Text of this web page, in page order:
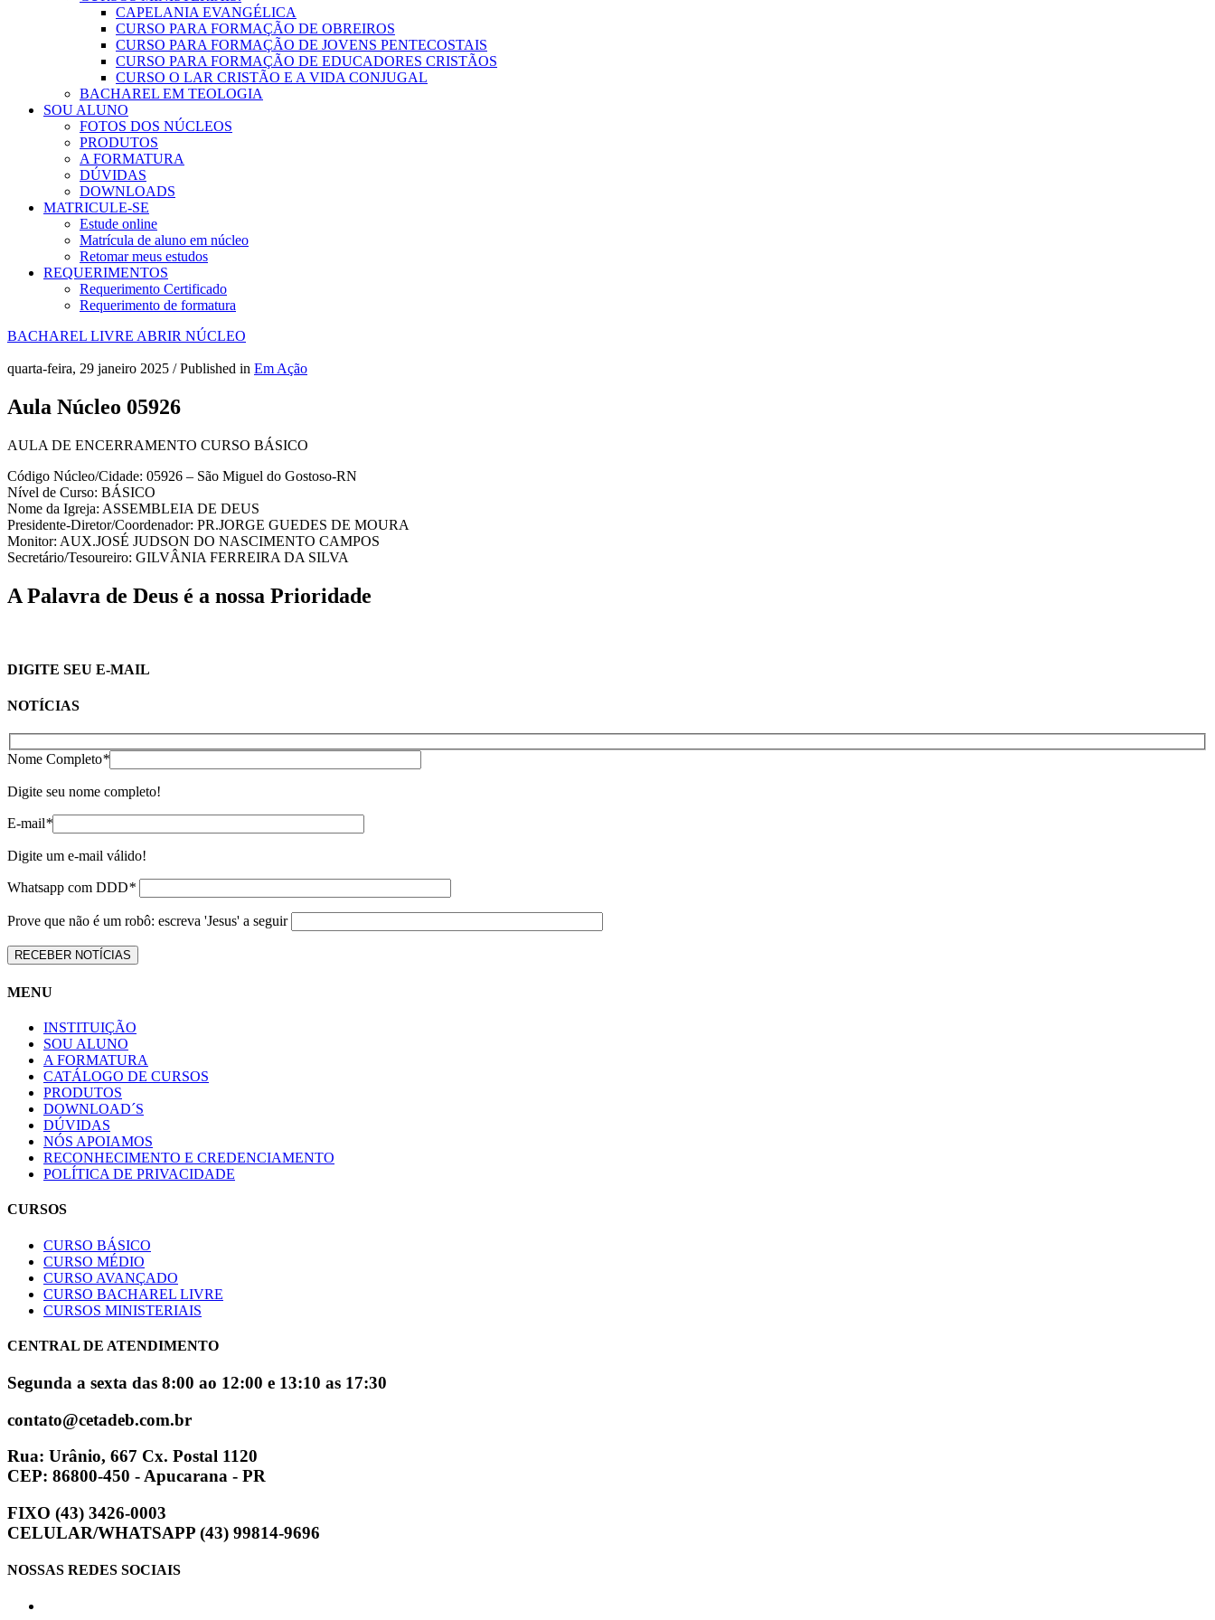
CAPELANIA EVANGÉLICA
CURSO PARA FORMAÇÃO DE OBREIROS
CURSO PARA FORMAÇÃO DE JOVENS PENTECOSTAIS
CURSO PARA FORMAÇÃO DE EDUCADORES CRISTÃOS
CURSO O LAR CRISTÃO E A VIDA CONJUGAL
BACHAREL EM TEOLOGIA
SOU ALUNO
FOTOS DOS NÚCLEOS
PRODUTOS
A FORMATURA
DÚVIDAS
DOWNLOADS
MATRICULE-SE
Estude online
Matrícula de aluno em núcleo
Retomar meus estudos
REQUERIMENTOS
Requerimento Certificado
Requerimento de formatura
BACHAREL LIVRE ABRIR NÚCLEO
quarta-feira, 29 janeiro 2025 /Published in Em Ação
Aula Núcleo 05926
AULA DE ENCERRAMENTO CURSO BÁSICO
Código Núcleo/Cidade: 05926 – São Miguel do Gostoso-RN
Nível de Curso: BÁSICO
Nome da Igreja: ASSEMBLEIA DE DEUS
Presidente-Diretor/Coordenador: PR.JORGE GUEDES DE MOURA
Monitor: AUX.JOSÉ JUDSON DO NASCIMENTO CAMPOS
Secretário/Tesoureiro: GILVÂNIA FERREIRA DA SILVA
A Palavra de Deus é a nossa Prioridade
DIGITE SEU E-MAIL
NOTÍCIAS
Nome Completo*
Digite seu nome completo!
E-mail*
Digite um e-mail válido!
Whatsapp com DDD*
Prove que não é um robô: escreva 'Jesus' a seguir
MENU
INSTITUIÇÃO
SOU ALUNO
A FORMATURA
CATÁLOGO DE CURSOS
PRODUTOS
DOWNLOAD´S
DÚVIDAS
NÓS APOIAMOS
RECONHECIMENTO E CREDENCIAMENTO
POLÍTICA DE PRIVACIDADE
CURSOS
CURSO BÁSICO
CURSO MÉDIO
CURSO AVANÇADO
CURSO BACHAREL LIVRE
CURSOS MINISTERIAIS
CENTRAL DE ATENDIMENTO
Segunda a sexta das 8:00 ao 12:00 e 13:10 as 17:30
contato@cetadeb.com.br
Rua: Urânio, 667 Cx. Postal 1120
CEP: 86800-450 - Apucarana - PR
FIXO (43) 3426-0003
CELULAR/WHATSAPP (43) 99814-9696
NOSSAS REDES SOCIAIS